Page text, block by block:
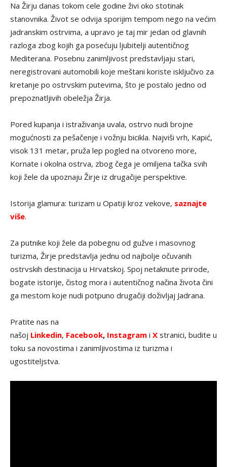
Na Žirju danas tokom cele godine živi oko stotinak
stanovnika. Život se odvija sporijim tempom nego na većim
jadranskim ostrvima, a upravo je taj mir jedan od glavnih
razloga zbog kojih ga posećuju ljubitelji autentičnog
Mediterana. Posebnu zanimljivost predstavljaju stari,
neregistrovani automobili koje meštani koriste isključivo za
kretanje po ostrvskim putevima, što je postalo jedno od
prepoznatljivih obeležja Žirja.
Pored kupanja i istraživanja uvala, ostrvo nudi brojne
mogućnosti za pešačenje i vožnju bicikla. Najviši vrh, Kapić,
visok 131 metar, pruža lep pogled na otvoreno more,
Kornate i okolna ostrva, zbog čega je omiljena tačka svih
koji žele da upoznaju Žirje iz drugačije perspektive.
Istorija glamura: turizam u Opatiji kroz vekove, saznajte
više.
Za putnike koji žele da pobegnu od gužve i masovnog
turizma, Žirje predstavlja jednu od najbolje očuvanih
ostrvskih destinacija u Hrvatskoj. Spoj netaknute prirode,
bogate istorije, čistog mora i autentičnog načina života čini
ga mestom koje nudi potpuno drugačiji doživljaj Jadrana.
Pratite nas na
našoj Linkedin, Facebook, Instagram i X stranici, budite u
toku sa novostima i zanimljivostima iz turizma i
ugostiteljstva.